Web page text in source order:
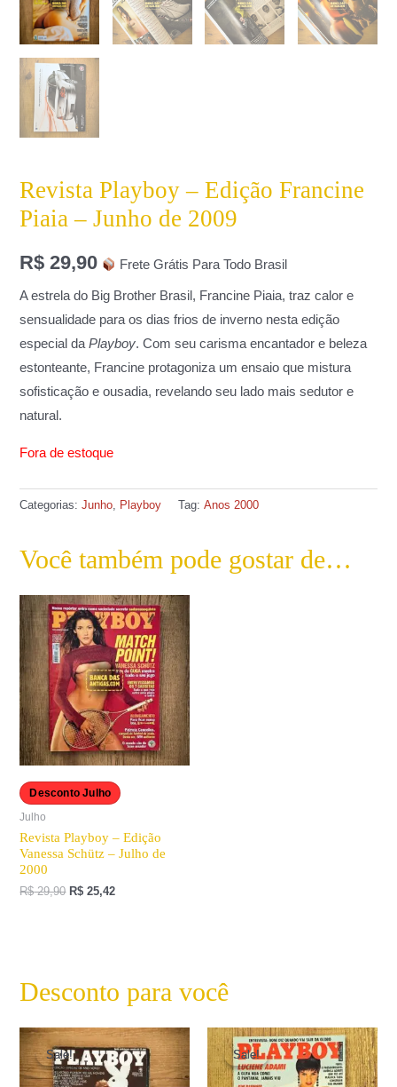
Revista Playboy – Edição Francine
Piaia – Junho de 2009
R$ 29,90 Frete Grátis Para Todo Brasil
A estrela do Big Brother Brasil, Francine Piaia, traz calor e
sensualidade para os dias frios de inverno nesta edição
especial daPlayboy. Com seu carisma encantador e beleza
estonteante, Francine protagoniza um ensaio que mistura
sofisticação e ousadia, revelando seu lado mais sedutor e
natural.
Fora de estoque
Categorias:Junho, Playboy Tag:Anos 2000
Você também pode gostar de…
Desconto Julho
Julho
Revista Playboy – Edição
Vanessa Schütz – Julho de
2000
R$29,90 R$ 25,42
Desconto para você
Sale!
Sale!
preço
original
era:
O
preço
atual
é:
Sale!
Sale!
O
preço
original
era:
O
preço
atual
é: